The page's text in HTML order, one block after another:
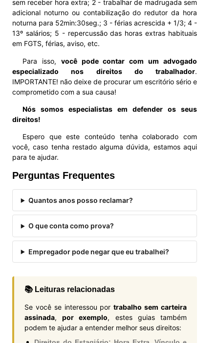
sem receber hora extra; 2 - trabalhar de madrugada sem
adicional noturno ou contabilização do redutor da hora
noturna para 52min:30seg.; 3 - férias acrescida + 1/3; 4 -
13º salários; 5 - repercussão das horas extras habituais
em FGTS, férias, aviso, etc.
Para isso, você pode contar com um advogado
especializado nos direitos do trabalhador.
IMPORTANTE! não deixe de procurar um escritório sério e
comprometido com a sua causa!
Nós somos especialistas em defender os seus
direitos!
Espero que este conteúdo tenha colaborado com
você, caso tenha restado alguma dúvida, estamos aqui
para te ajudar.
Perguntas Frequentes
Quantos anos posso reclamar?
O que conta como prova?
Empregador pode negar que eu trabalhei?
📚 Leituras relacionadas
Se você se interessou portrabalho sem carteira
assinada,por exemplo, estes guias também
podem te ajudar a entender melhor seus direitos: